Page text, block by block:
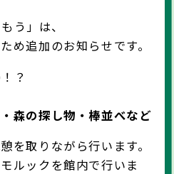
う」は、
め追加のお知らせです。
？
森の探し物・棒並べなど
を取りながら行います。
ルックを館内で行いま